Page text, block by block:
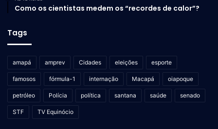
Como os cientistas medem os “recordes de calor”?
Tags
amapá amprev Cidades eleições esporte
famosos fórmula-1 internação Macapá oiapoque
petróleo Polícia política santana saúde senado
STF TV Equinócio